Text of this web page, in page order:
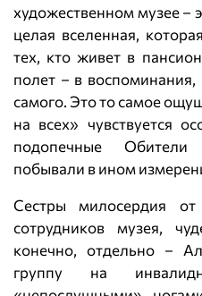
художественном музее –
целая вселенная,
тех, кто живет в
полет – в воспоминания,
самого. Это то самое
на всех» чувствуется
подопечные
побывали в ином
Сестры милосердия
сотрудников музея,
конечно, отдельно –
группу на